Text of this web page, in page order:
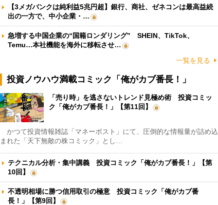
【3メガバンクは純利益5兆円超】銀行、商社、ゼネコンは最高益続
出の一方で、中小企業・…
急増する中国企業の“国籍ロンダリング” SHEIN、TikTok、
Temu…本社機能を海外に移転させ…
一覧を見る
投資ノウハウ満載コミック「俺がカブ番長！」
「売り時」を逃さないトレンド見極め術 投資コミッ
ク「俺がカブ番長！」【第11回】
かつて投資情報雑誌「マネーポスト」にて、圧倒的な情報量が詰め込
まれた「天下無敵の株コミック」とし…
テクニカル分析・集中講義 投資コミック「俺がカブ番長！」【第
10回】
不透明相場に勝つ信用取引の極意 投資コミック「俺がカブ番
長！」【第9回】